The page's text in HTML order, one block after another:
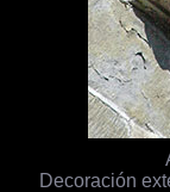
Decoración